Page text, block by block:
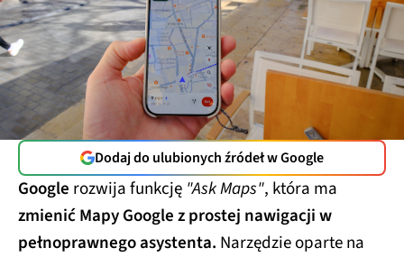
Dodaj do ulubionych źródeł w Google
Google rozwija funkcję "Ask Maps", która ma
zmienić Mapy Google z prostej nawigacji w
pełnoprawnego asystenta. Narzędzie oparte na